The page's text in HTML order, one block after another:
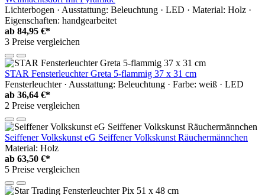
Lichterbogen · Ausstattung: Beleuchtung · LED · Material: Holz ·
Eigenschaften: handgearbeitet
ab 84,95 €*
3 Preise vergleichen
STAR Fensterleuchter Greta 5-flammig 37 x 31 cm
Fensterleuchter · Ausstattung: Beleuchtung · Farbe: weiß · LED
ab 36,64 €*
2 Preise vergleichen
Seiffener Volkskunst eG Seiffener Volkskunst Räuchermännchen
Material: Holz
ab 63,50 €*
5 Preise vergleichen